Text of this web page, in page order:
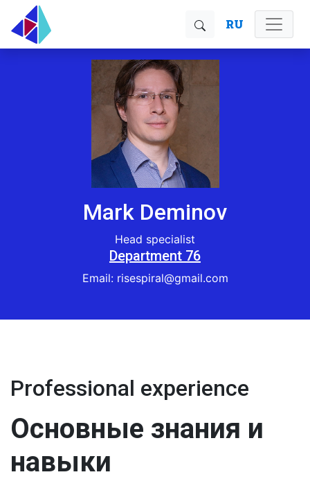
RU
Mark Deminov
Head specialist
Department 76
Email: risespiral@gmail.com
Professional experience
Основные знания и
навыки